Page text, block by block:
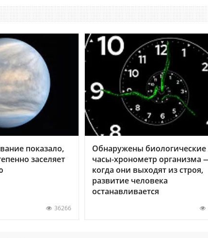
показало,
заселяет
36266
Обнаружены биологические
часы-хронометр организма
когда они выходят из строя,
развитие человека
останавливается